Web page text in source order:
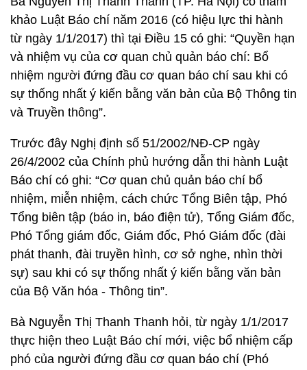
khảo Luật Báo chí năm 2016 (có hiệu lực thi hành
từ ngày 1/1/2017) thì tại Điều 15 có ghi: “Quyền hạn
và nhiệm vụ của cơ quan chủ quản báo chí: Bổ
nhiệm người đứng đầu cơ quan báo chí sau khi có
sự thống nhất ý kiến bằng văn bản của Bộ Thông tin
và Truyền thông”.
Trước đây Nghị định số 51/2002/NĐ-CP ngày
26/4/2002 của Chính phủ hướng dẫn thi hành Luật
Báo chí có ghi: “Cơ quan chủ quản báo chí bổ
nhiệm, miễn nhiệm, cách chức Tổng Biên tập, Phó
Tổng biên tập (báo in, báo điện tử), Tổng Giám đốc,
Phó Tổng giám đốc, Giám đốc, Phó Giám đốc (đài
phát thanh, đài truyền hình, cơ sở nghe, nhìn thời
sự) sau khi có sự thống nhất ý kiến bằng văn bản
của Bộ Văn hóa - Thông tin”.
Bà Nguyễn Thị Thanh Thanh hỏi, từ ngày 1/1/2017
thực hiện theo Luật Báo chí mới, việc bổ nhiệm cấp
phó của người đứng đầu cơ quan báo chí (Phó